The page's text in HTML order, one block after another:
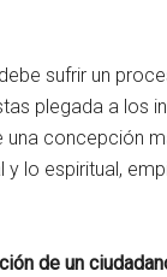
sufrir un
plegada a los
concepción
lo espiritual,
de un